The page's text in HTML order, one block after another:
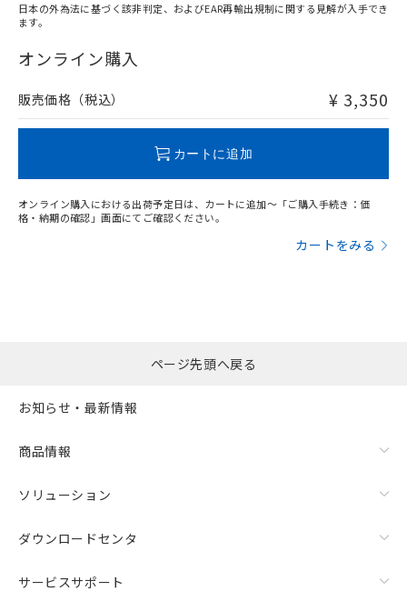
在庫等で未対応品が混在する可能性があります。
問い合わせください。
日本の外為法に基づく該非判定、およびEAR再輸出規制に関する見解が入手でき
ます。
オンライン購入
販売価格（税込） ¥ 3,350
カートに追加
オンライン購入における出荷予定日は、カートに追加～「ご購入手続き：価
格・納期の確認」画面にてご確認ください。
カートをみる
ページ先頭へ戻る
お知らせ・最新情報
商品情報
ソリューション
ダウンロードセンタ
サービスサポート